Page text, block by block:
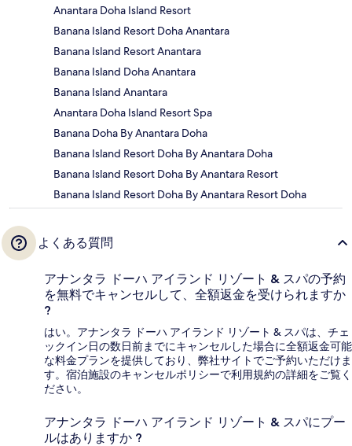
Anantara Doha Island Resort
Banana Island Resort Doha Anantara
Banana Island Resort Anantara
Banana Island Doha Anantara
Banana Island Anantara
Anantara Doha Island Resort Spa
Banana Doha By Anantara Doha
Banana Island Resort Doha By Anantara Doha
Banana Island Resort Doha By Anantara Resort
Banana Island Resort Doha By Anantara Resort Doha
よくある質問
アナンタラ ドーハ アイランド リゾート & スパの予約
を無料でキャンセルして、全額返金を受けられますか
?
はい。アナンタラ ドーハ アイランド リゾート & スパは、チェ
ックイン日の数日前までにキャンセルした場合に全額返金可能
な料金プランを提供しており、弊社サイトでご予約いただけま
す。宿泊施設のキャンセルポリシーで利用規約の詳細をご覧く
ださい。
アナンタラ ドーハ アイランド リゾート & スパにプー
ルはありますか ?